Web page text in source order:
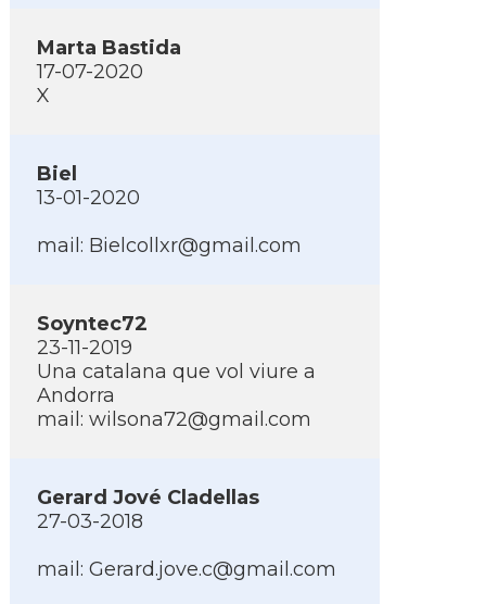
Marta Bastida
17-07-2020
X
Biel
13-01-2020
mail: Bielcollxr@gmail.com
Soyntec72
23-11-2019
Una catalana que vol viure a
Andorra
mail: wilsona72@gmail.com
Gerard Jové Cladellas
27-03-2018
mail: Gerard.jove.c@gmail.com